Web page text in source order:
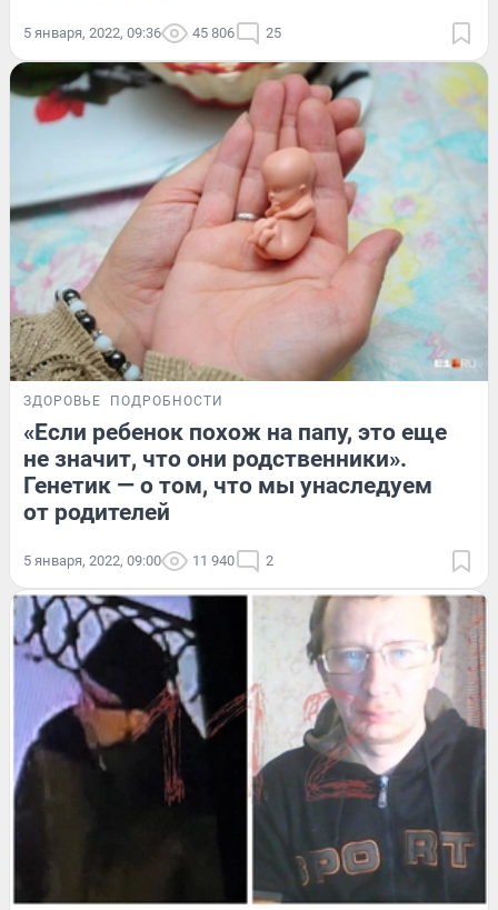
5 января, 2022, 09:36 45 806 25
ЗДОРОВЬЕ ПОДРОБНОСТИ
«Если ребенок похож на папу, это еще
не значит, что они родственники».
Генетик — о том, что мы унаследуем
от родителей
5 января, 2022, 09:00 11 940 2